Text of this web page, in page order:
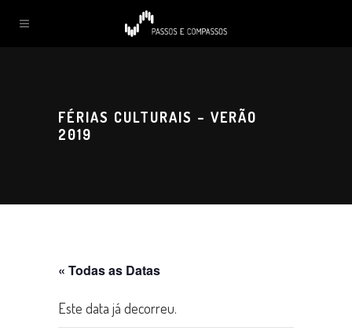
FÉRIAS CULTURAIS – VERÃO
2019
« Todas as Datas
Este data já decorreu.